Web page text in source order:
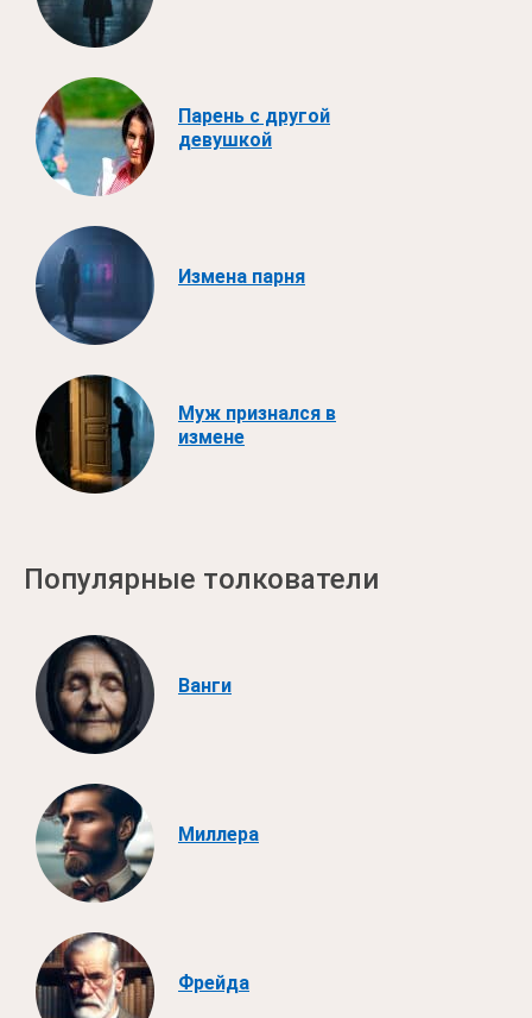
Парень с другой
девушкой
Измена парня
Муж признался в
измене
Популярные толкователи
Ванги
Миллера
Фрейда